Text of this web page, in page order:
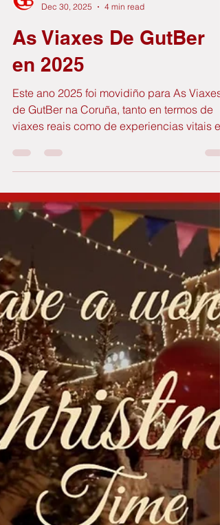
GutBer English
Dec 30, 2025
4 min read
As Viaxes De GutBer
en 2025
Este ano 2025 foi movidiño para As Viaxes
viaxes reais como de experiencias vitais e
éxitos académicos. Botemos unha rápida
ollada ao ano que acaba de rematar!